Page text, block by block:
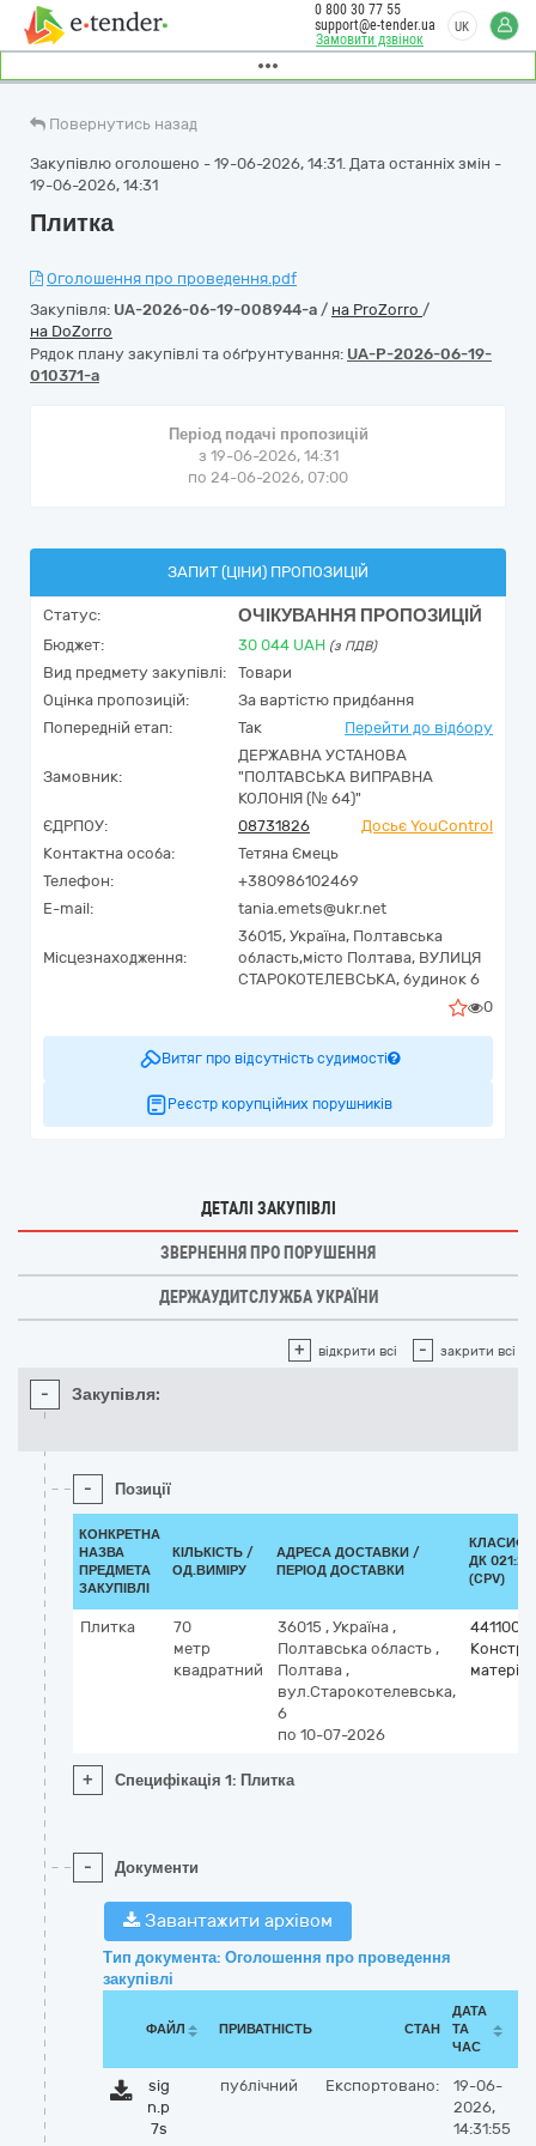
Замовити дзвінок
0 800 30 77 55
support@e-tender.ua
UK
Повернутись назад
Закупівлю оголошено - 19-06-2026, 14:31. Дата останніх змін -
19-06-2026, 14:31
Плитка
Оголошення про проведення.pdf
Закупівля: UA-2026-06-19-008944-a / на ProZorro /
на DoZorro
Рядок плану закупівлі та обґрунтування: UA-P-2026-06-19-
010371-a
Період подачі пропозицій
з 19-06-2026, 14:31
по 24-06-2026, 07:00
ЗАПИТ (ЦІНИ) ПРОПОЗИЦІЙ
Статус: ОЧІКУВАННЯ ПРОПОЗИЦІЙ
Бюджет: 30 044 UAH (з ПДВ)
Вид предмету закупівлі:
Товари
Оцінка пропозицій:
За вартістю придбання
Попередній етап:
Так Перейти до відбору
Замовник:
ДЕРЖАВНА УСТАНОВА
"ПОЛТАВСЬКА ВИПРАВНА
КОЛОНІЯ (№ 64)"
ЄДРПОУ:
08731826
Досьє YouControl
Контактна особа:
Тетяна Ємець
Телефон:
+380986102469
E-mail:
tania.emets@ukr.net
Місцезнаходження:
36015, Україна, Полтавська
область,місто Полтава, ВУЛИЦЯ
СТАРОКОТЕЛЕВСЬКА, будинок 6
0
Витяг про відсутність судимості
Реєстр корупційних порушників
ДЕТАЛІ ЗАКУПІВЛІ
ЗВЕРНЕННЯ ПРО ПОРУШЕННЯ
ДЕРЖАУДИТСЛУЖБА УКРАЇНИ
+ відкрити всі - закрити всі
- Закупівля:
- Позиції
КОНКРЕТНА
НАЗВА
ПРЕДМЕТА
ЗАКУПІВЛІ
КІЛЬКІСТЬ /
ОД.ВИМІРУ
АДРЕСА ДОСТАВКИ /
ПЕРІОД ДОСТАВКИ
ДК
(CPV)
Плитка
70
метр
квадратний
36015 , Україна ,
Полтавська область ,
Полтава ,
вул.Старокотелевська,
6
по 10-07-2026
+ Специфікація 1: Плитка
- Документи
Завантажити архівом
Тип документа: Оголошення про проведення
закупівлі
ФАЙЛ ПРИВАТНІСТЬ СТАН
ДАТА
ТА
ЧАС
sig
n.p
7s
публічний Експортовано:
19-06-
2026,
14:31:55